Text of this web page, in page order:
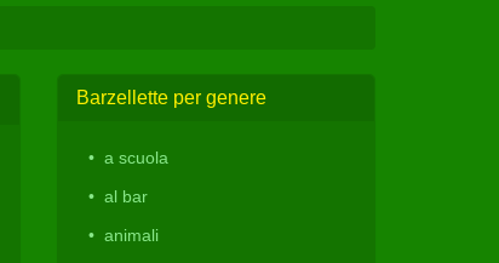
Barzellette per genere
a scuola
al bar
animali